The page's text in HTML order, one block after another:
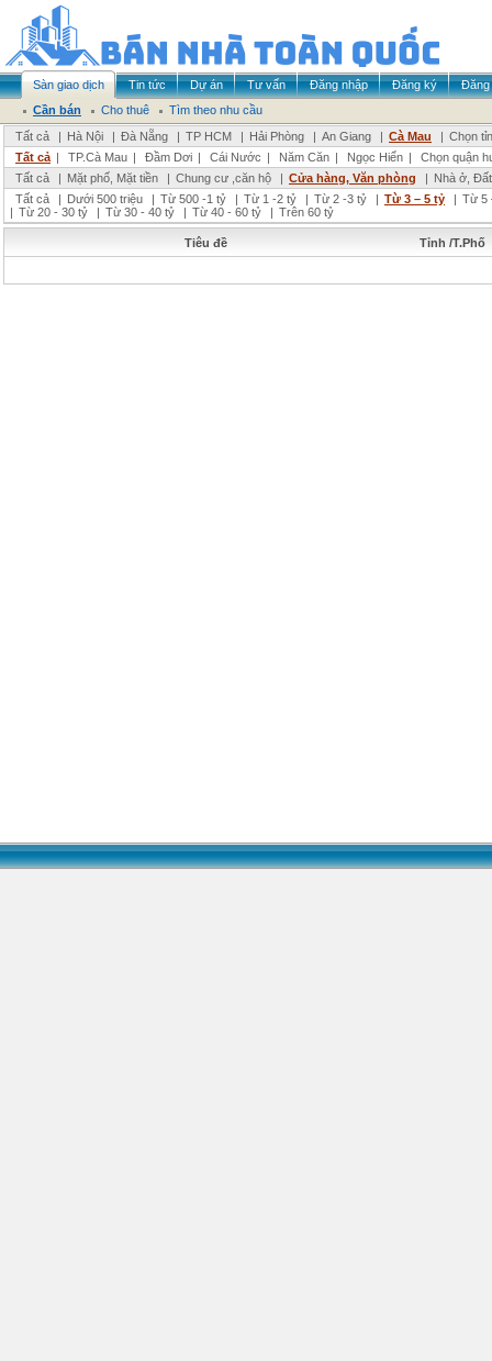
Sàn giao dịch Tin tức Dự án Tư vấn Đăng nhập Đăng ký
Đăng
Cần bán
Cho thuê
Tìm theo nhu cầu
Tất cả
| Hà Nội | Đà Nẵng | TP HCM | Hải Phòng | An Giang | Cà Mau | Chọn
Tất cả | TP.Cà Mau | Đầm Dơi | Cái Nước | Năm Căn | Ngọc Hiển |
Chọn quận
Tất cả
| Mặt phố, Mặt tiền | Chung cư ,căn hộ | Cửa hàng, Văn phòng | Nhà ở,
Tất cả
| Dưới 500 triệu | Từ 500 -1 tỷ | Từ 1 -2 tỷ | Từ 2 -3 tỷ | Từ 3 – 5 tỷ | Từ 5
| Từ 20 - 30 tỷ | Từ 30 - 40 tỷ | Từ 40 - 60 tỷ | Trên 60 tỷ
Tiêu đề Tỉnh /T.Phố